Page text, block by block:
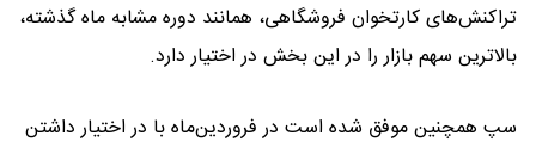
تراکنش‌های کارتخوان فروشگاهی، همانند دوره مشابه ماه گذشته،
بالاترین سهم بازار را در این بخش در اختیار دارد.
سپ همچنین موفق شده است در فروردین‌ماه با در اختیار داشتن